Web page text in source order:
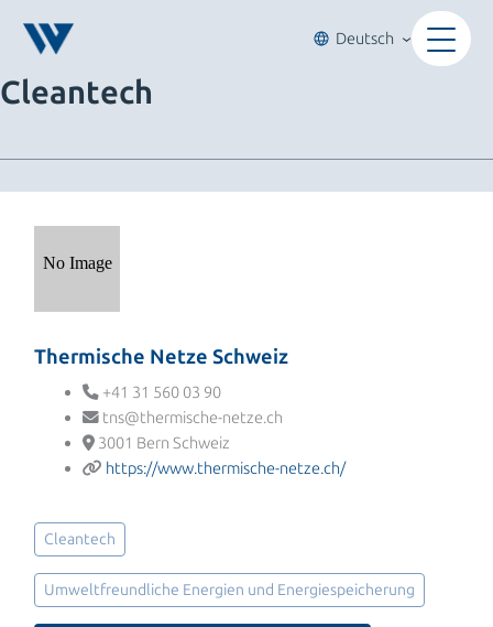
Inhalt
springen
Deutsch
Cleantech
Thermische Netze Schweiz
+41 31 560 03 90
tns@thermische-netze.ch
3001 Bern Schweiz
https://www.thermische-netze.ch/
Cleantech
Umweltfreundliche Energien und Energiespeicherung